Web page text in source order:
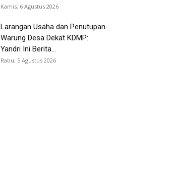
Kamis, 6 Agustus 2026
Larangan Usaha dan Penutupan
Warung Desa Dekat KDMP:
Yandri Ini Berita...
Rabu, 5 Agustus 2026